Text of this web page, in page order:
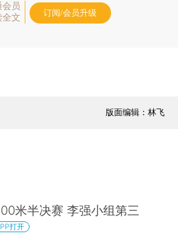
会员
全文
订阅/会员升级
版面编辑：林飞
米半决赛 李强小组第三
打开